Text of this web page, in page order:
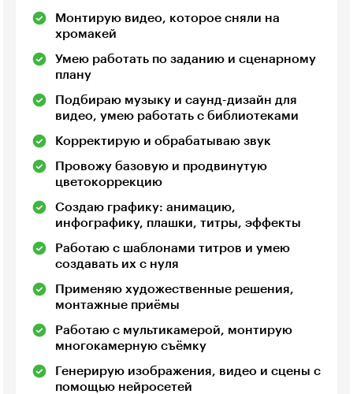
Монтирую видео, которое сняли на
хромакей
Умею работать по заданию и сценарному
плану
Подбираю музыку и саунд-дизайн для
видео, умею работать с библиотеками
Корректирую и обрабатываю звук
Провожу базовую и продвинутую
цветокоррекцию
Создаю графику: анимацию,
инфографику, плашки, титры, эффекты
Работаю с шаблонами титров и умею
создавать их с нуля
Применяю художественные решения,
монтажные приёмы
Работаю с мультикамерой, монтирую
многокамерную съёмку
Генерирую изображения, видео и сцены с
помощью нейросетей